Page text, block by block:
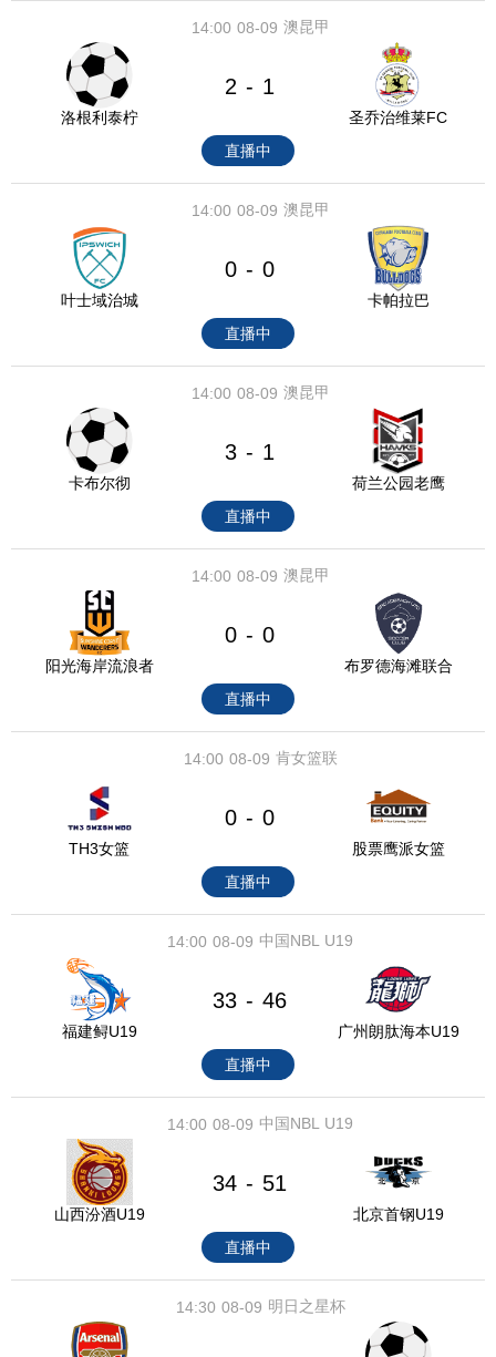
08-09
14:00 澳昆甲
洛根利泰柠
2 - 1
圣乔治维莱FC
直播中
08-09
14:00 澳昆甲
叶士域治城
0 - 0
卡帕拉巴
直播中
08-09
14:00 澳昆甲
卡布尔彻
3 - 1
荷兰公园老鹰
直播中
08-09
14:00 澳昆甲
阳光海岸流浪者
0 - 0
布罗德海滩联合
直播中
08-09
14:00 肯女篮联
TH3女篮
0 - 0
股票鹰派女篮
直播中
08-09
14:00 中国NBL U19
福建鲟U19
33 - 46
广州朗肽海本U19
直播中
08-09
14:00 中国NBL U19
山西汾酒U19
34 - 51
北京首钢U19
直播中
08-09
14:30 明日之星杯